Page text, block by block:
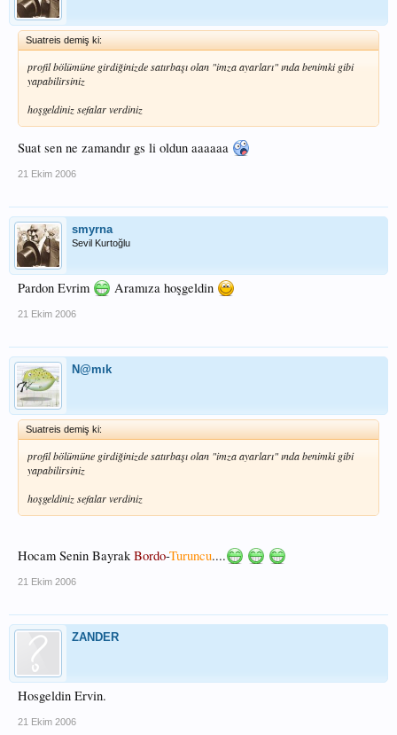
Suatreis demiş ki:
profil bölümüne girdiğinizde satırbaşı olan "imza ayarları" ında benimki gibi
yapabilirsiniz
hoşgeldiniz sefalar verdiniz
Suat sen ne zamandır gs li oldun aaaaaa
21 Ekim 2006
smyrna
Sevil Kurtoğlu
Pardon Evrim Aramıza hoşgeldin
21 Ekim 2006
N@mık
Suatreis demiş ki:
profil bölümüne girdiğinizde satırbaşı olan "imza ayarları" ında benimki gibi
yapabilirsiniz
hoşgeldiniz sefalar verdiniz
Hocam Senin BayrakBordo-Turuncu....
21 Ekim 2006
ZANDER
Hosgeldin Ervin.
21 Ekim 2006